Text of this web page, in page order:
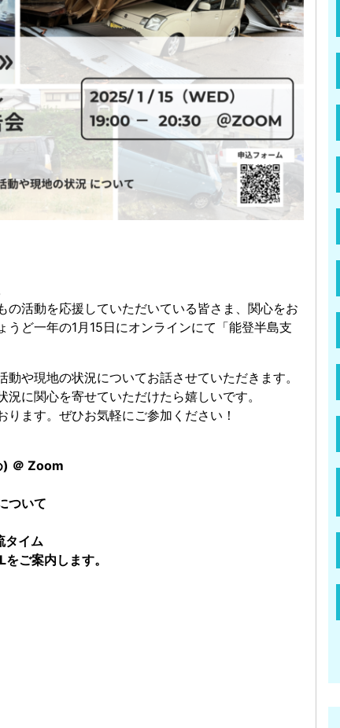
活動を応援していただいている皆さま、関心をお
ど一年の1月15日にオンラインにて「能登半島支
や現地の状況についてお話させていただきます。
に関心を寄せていただけたら嬉しいです。
ます。ぜひお気軽にご参加ください！
＠ Zoom
ついて
タイム
ご案内します。